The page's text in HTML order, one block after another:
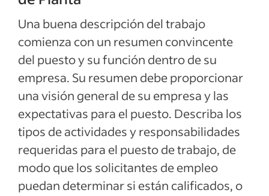
Una buena descripción del trabajo
comienza con un resumen convincente
del puesto y su función dentro de su
empresa. Su resumen debe proporcionar
una visión general de su empresa y las
expectativas para el puesto. Describa los
tipos de actividades y responsabilidades
requeridas para el puesto de trabajo, de
modo que los solicitantes de empleo
puedan determinar si están calificados, o